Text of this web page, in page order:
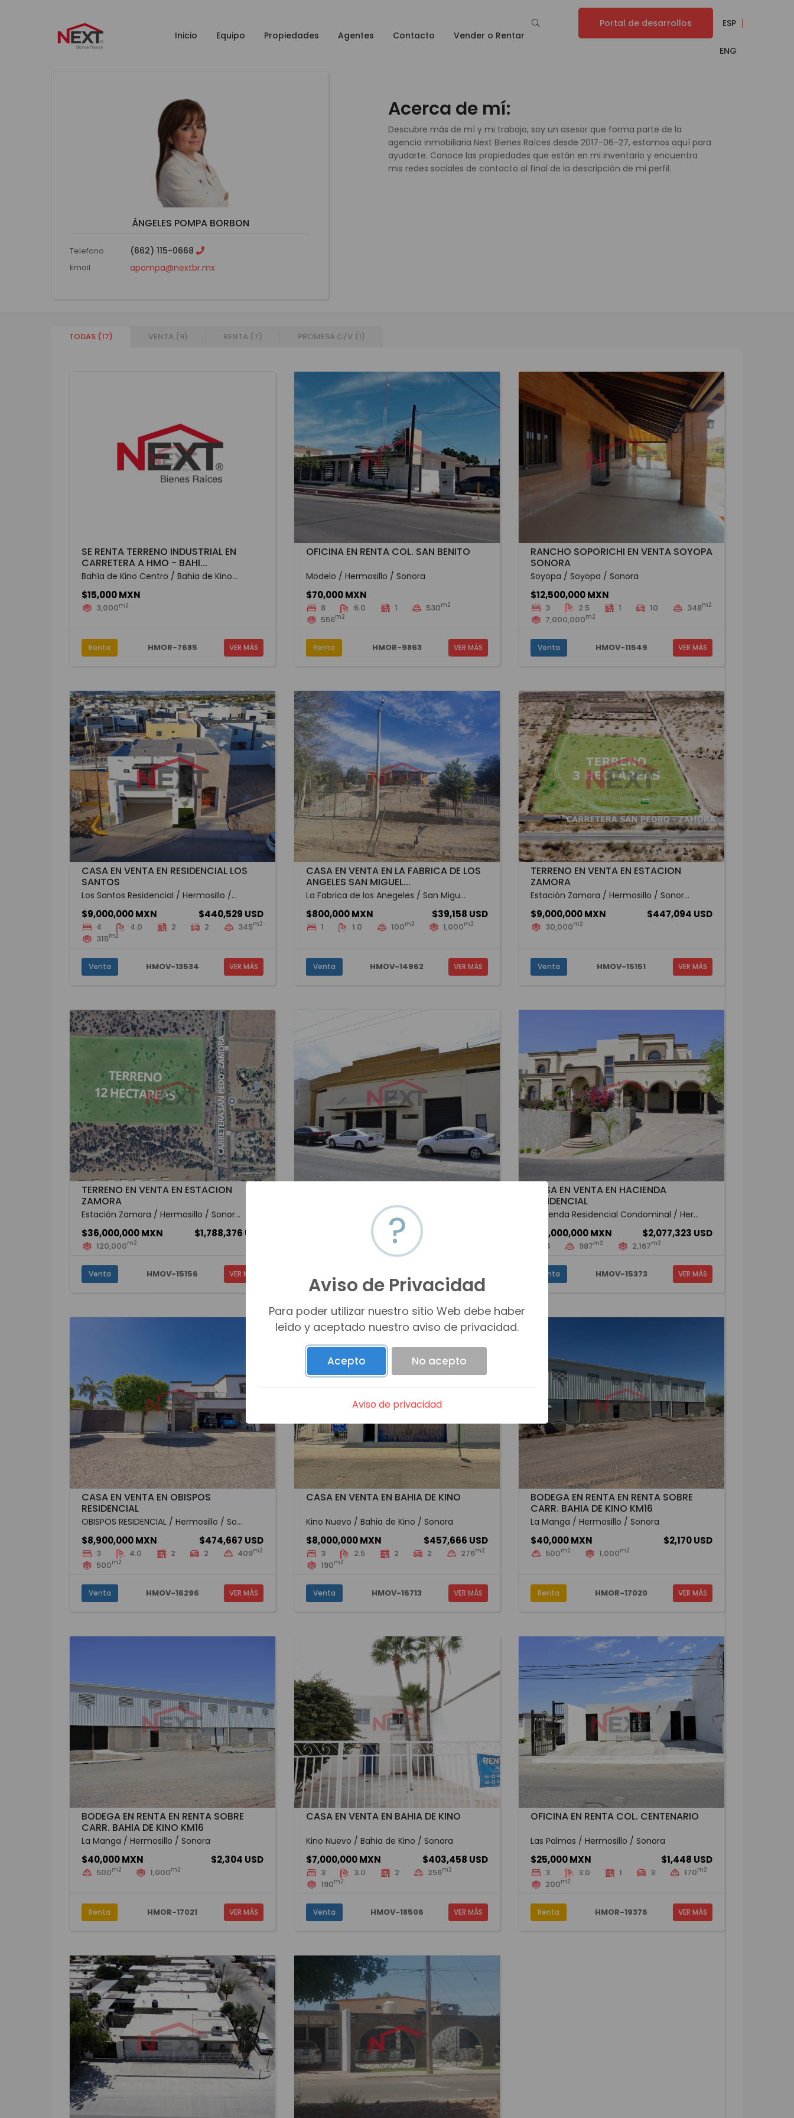
Inicio Equipo Propiedades Agentes Contacto Vender o Rentar
Portal de desarrollos ESP
ENG
ÁNGELES POMPA BORBON
Telefono (662) 115-0668
Email apompa@nextbr.mx
Acerca de mí:
Descubre más de mí y mi trabajo, soy un asesor que forma parte de la
agencia inmobiliaria Next Bienes Raíces desde 2017-06-27, estamos aquí para
ayudarte. Conoce las propiedades que están en mi inventario y encuentra
mis redes sociales de contacto al final de la descripción de mi perfil.
TODAS (17) VENTA (9) RENTA (7) PROMESA C/V (1)
SE RENTA TERRENO INDUSTRIAL EN
CARRETERA A HMO - BAHI...
Bahía de Kino Centro / Bahia de Kino...
$15,000 MXN
3,000m2
Renta HMOR-7685 VER MÁS
OFICINA EN RENTA COL. SAN BENITO
Modelo / Hermosillo / Sonora
$70,000 MXN
8 6.0 1 530m2
556m2
Renta HMOR-9863 VER MÁS
RANCHO SOPORICHI EN VENTA SOYOPA
SONORA
Soyopa / Soyopa / Sonora
$12,500,000 MXN
3 2.5 1 10 348m2
7,000,000m2
Venta HMOV-11549 VER MÁS
CASA EN VENTA EN RESIDENCIAL LOS
SANTOS
Los Santos Residencial / Hermosillo /...
$9,000,000 MXN $440,529 USD
4 4.0 2 2 345m2
315m2
Venta HMOV-13534 VER MÁS
CASA EN VENTA EN LA FABRICA DE LOS
ANGELES SAN MIGUEL...
La Fabrica de los Anegeles / San Migu...
$800,000 MXN $39,158 USD
1 1.0 100m2 1,000m2
Venta HMOV-14962 VER MÁS
TERRENO EN VENTA EN ESTACION
ZAMORA
Estación Zamora / Hermosillo / Sonor...
$9,000,000 MXN $447,094 USD
30,000m2
Venta HMOV-15151 VER MÁS
TERRENO EN VENTA EN ESTACION
ZAMORA
Estación Zamora / Hermosillo / Sonor...
$36,000,000 MXN $1,788,376 USD
120,000m2
Venta HMOV-15156 VER MÁS
Modelo / Hermosillo / Sonora
500 m2
CASA EN VENTA EN HACIENDA
RESIDENCIAL
Hacienda Residencial Condominal / Her...
$36,000,000 MXN $2,077,323 USD
4 987m2 2,167m2
Venta HMOV-15373 VER MÁS
CASA EN VENTA EN OBISPOS
RESIDENCIAL
OBISPOS RESIDENCIAL / Hermosillo / So...
$8,900,000 MXN $474,667 USD
3 4.0 2 2 409m2
500m2
Venta HMOV-16296 VER MÁS
CASA EN VENTA EN BAHIA DE KINO
Kino Nuevo / Bahia de Kino / Sonora
$8,000,000 MXN $457,666 USD
3 2.5 2 2 276m2
190m2
Venta HMOV-16713 VER MÁS
BODEGA EN RENTA EN RENTA SOBRE
CARR. BAHIA DE KINO KM16
La Manga / Hermosillo / Sonora
$40,000 MXN $2,170 USD
500m2 1,000m2
Renta HMOR-17020 VER MÁS
BODEGA EN RENTA EN RENTA SOBRE
CARR. BAHIA DE KINO KM16
La Manga / Hermosillo / Sonora
$40,000 MXN $2,304 USD
500m2 1,000m2
Renta HMOR-17021 VER MÁS
CASA EN VENTA EN BAHIA DE KINO
Kino Nuevo / Bahia de Kino / Sonora
$7,000,000 MXN $403,458 USD
3 3.0 2 256m2
190m2
Venta HMOV-18506 VER MÁS
OFICINA EN RENTA COL. CENTENARIO
Las Palmas / Hermosillo / Sonora
$25,000 MXN $1,448 USD
3 3.0 1 3 170m2
200m2
Renta HMOR-19376 VER MÁS
?
Aviso de Privacidad
Para poder utilizar nuestro sitio Web debe haber
leído y aceptado nuestro aviso de privacidad.
Acepto No acepto
Aviso de privacidad